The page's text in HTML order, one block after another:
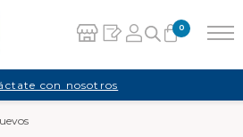
0
Carrito
No hay productos en el carrito.
con nosotros